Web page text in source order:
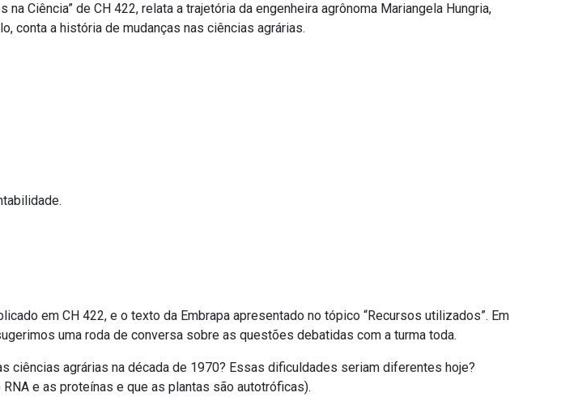
na Ciência” de CH 422, relata a trajetória da engenheira agrônoma Mariangela Hungria,
conta a história de mudanças nas ciências agrárias.
em CH 422, e o texto da Embrapa apresentado no tópico “Recursos utilizados”. Em
uma roda de conversa sobre as questões debatidas com a turma toda.
ciências agrárias na década de 1970? Essas dificuldades seriam diferentes hoje?
e as proteínas e que as plantas são autotróficas).